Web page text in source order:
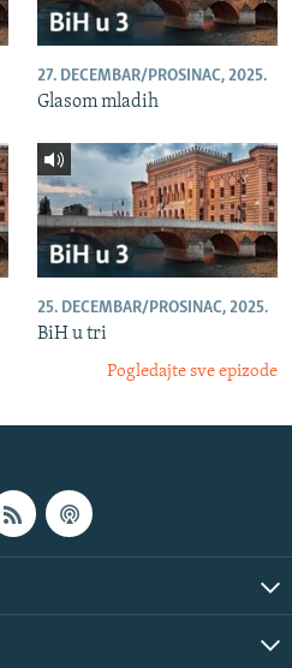
27. DECEMBAR/PROSINAC, 2025.
Glasom mladih
25. DECEMBAR/PROSINAC, 2025.
BiH u tri
Pogledajte sve epizode